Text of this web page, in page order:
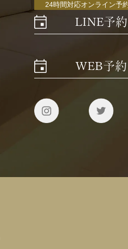
24時間対応オンライン予
LINE予約
WEB予約